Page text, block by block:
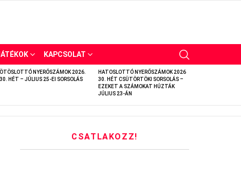
KAPCSOLAT
ÖTÖSLOTTÓ NYERŐSZÁMOK 2026.
30. HÉT – JÚLIUS 25-EI SORSOLÁS
HATOSLOTTÓ NYERŐSZÁMOK 2026
30. HÉT CSÜTÖRTÖKI SORSOLÁS –
EZEKET A SZÁMOKAT HÚZTÁK
JÚLIUS 23-ÁN
CSATLAKOZZ!